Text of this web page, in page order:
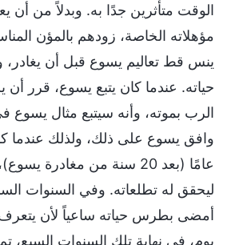
الوقت متأثرين جدًا به. وبدلاً من أن
مؤهلاته الخاصة، زودهم بالمؤن
ينس قط تعاليم يسوع قبل أن يغادر،
حياته. عندما كان يتبع يسوع، قرر
الرب بموته، وأنه سيتبع مثال
عامًا (بعد 20 سنة من مغادرة
ليحقق له تطلعاته. وفي السنوات
أمضى بطرس حياته ساعياً لأن
يوم، في نهاية تلك السنوات السبع،